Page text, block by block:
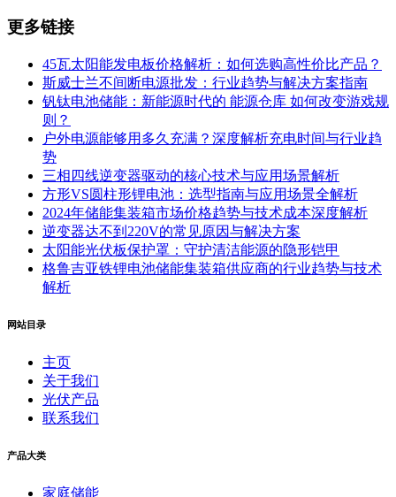
更多链接
45瓦太阳能发电板价格解析：如何选购高性价比产品？
斯威士兰不间断电源批发：行业趋势与解决方案指南
钒钛电池储能：新能源时代的 能源仓库 如何改变游戏规
则？
户外电源能够用多久充满？深度解析充电时间与行业趋
势
三相四线逆变器驱动的核心技术与应用场景解析
方形VS圆柱形锂电池：选型指南与应用场景全解析
2024年储能集装箱市场价格趋势与技术成本深度解析
逆变器达不到220V的常见原因与解决方案
太阳能光伏板保护罩：守护清洁能源的隐形铠甲
格鲁吉亚铁锂电池储能集装箱供应商的行业趋势与技术
解析
网站目录
主页
关于我们
光伏产品
联系我们
产品大类
家庭储能